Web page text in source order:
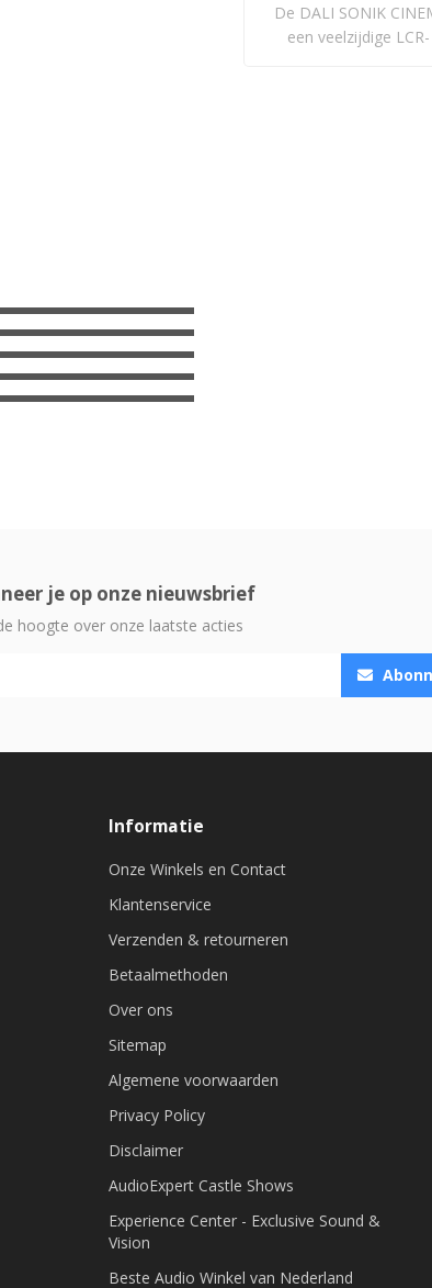
De DALI SONIK
een veelzijdige
je op onze nieuwsbrief
hoogte over onze laatste acties
Informatie
Onze Winkels en Contact
Klantenservice
Verzenden & retourneren
Betaalmethoden
Over ons
Sitemap
Algemene voorwaarden
Privacy Policy
Disclaimer
AudioExpert Castle Shows
Experience Center - Exclusive Sound &
Vision
Beste Audio Winkel van Nederland